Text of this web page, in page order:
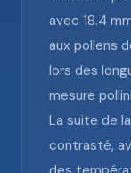
avec 18.4
aux pollens
lors des
mesure
La suite de
contrasté,